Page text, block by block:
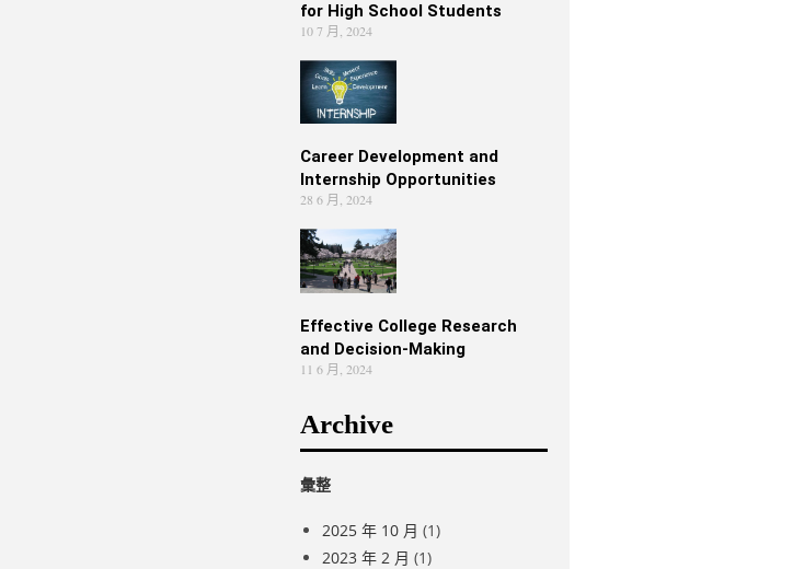
for High School Students
10 7 月, 2024
Career Development and
Internship Opportunities
28 6 月, 2024
Effective College Research
and Decision-Making
11 6 月, 2024
Archive
彙整
2025 年 10 月 (1)
2023 年 2 月 (1)